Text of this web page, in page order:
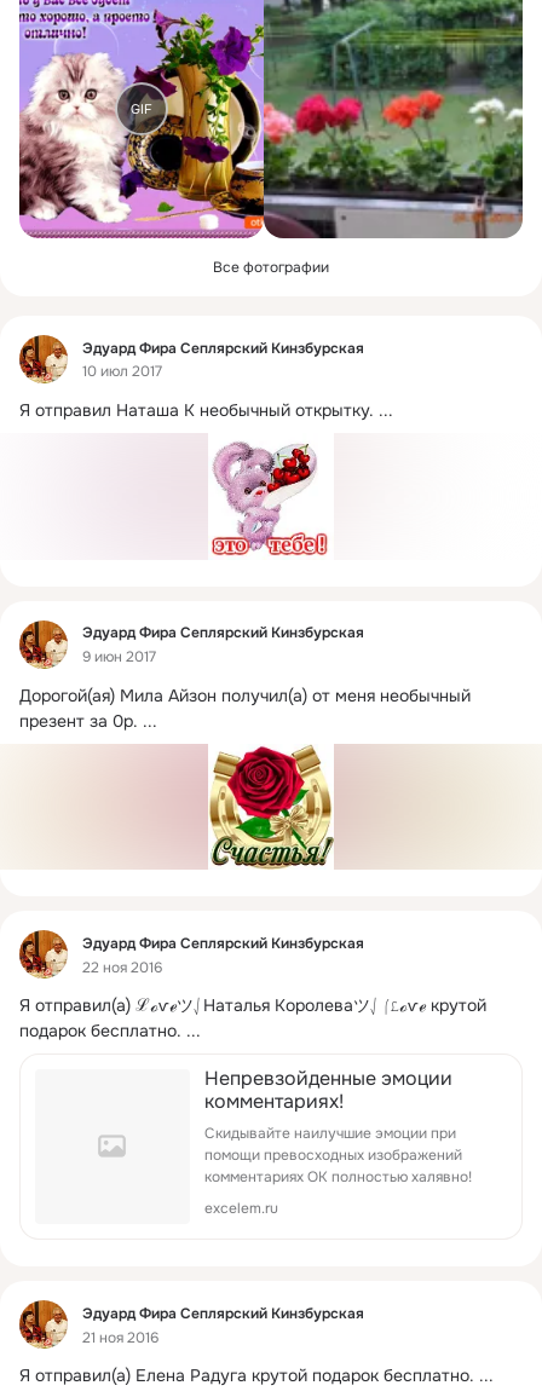
GIF
Все фотографии
Фид
Эдуард Фира Сеплярский Кинзбурская
10 июл 2017
Я отправил Наташа К необычный открытку. ...
Фид
Эдуард Фира Сеплярский Кинзбурская
9 июн 2017
Дорогой(ая) Мила Айзон получил(а) от меня необычный
презент за 0р. ...
Фид
Эдуард Фира Сеплярский Кинзбурская
22 ноя 2016
Я отправил(а) ℒℴѵℯツ⎷Наталья Королеваツ⎷⎛ℒℴѵℯ крутой
подарок бесплатно. ...
Непревзойденные эмоции
комментариях!
Скидывайте наилучшие эмоции при
помощи превосходных изображений
комментариях ОК полностью халявно!
excelem.ru
Фид
Эдуард Фира Сеплярский Кинзбурская
21 ноя 2016
Я отправил(а) Елена Радуга крутой подарок бесплатно. ...